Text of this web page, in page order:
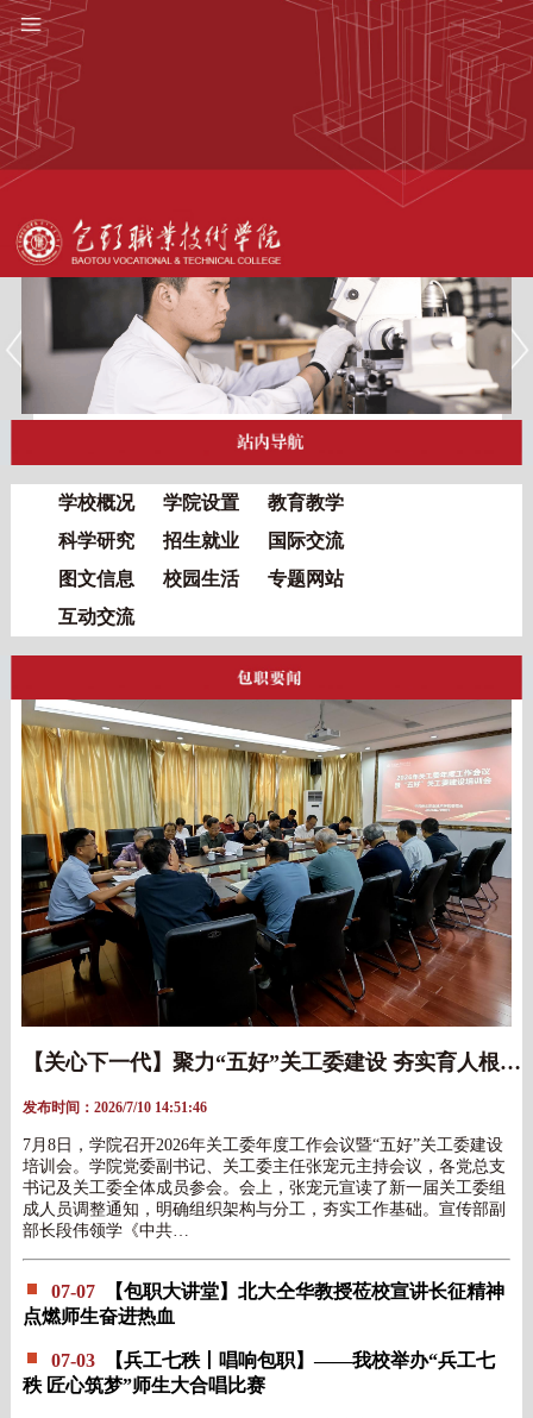
学校概况 学院设置
教育教学
科学研究
招生就业
国际交流
图文信息
校园生活
专题网站
互动交流
【关心下一代】聚力“五好”关工委建设 夯实育人根基——包头职业技术学院召开2026年关工委年度工作会议暨业务培训会
发布时间：2026/7/10 14:51:46
7月8日，学院召开2026年关工委年度工作会议暨“五好”关工委建设
培训会。学院党委副书记、关工委主任张宠元主持会议，各党总支
书记及关工委全体成员参会。会上，张宠元宣读了新一届关工委组
成人员调整通知，明确组织架构与分工，夯实工作基础。宣传部副
部长段伟领学《中共…
07-07【包职大讲堂】北大仝华教授莅校宣讲长征精神
点燃师生奋进热血
07-03【兵工七秩丨唱响包职】——我校举办“兵工七
秩 匠心筑梦”师生大合唱比赛